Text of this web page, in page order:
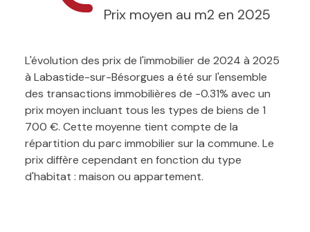
Prix moyen au m2 en 2025
L'évolution des prix de l'immobilier de 2024 à 2025
à Labastide-sur-Bésorgues a été sur l'ensemble
des transactions immobilières de -0.31% avec un
prix moyen incluant tous les types de biens de 1
700 €. Cette moyenne tient compte de la
répartition du parc immobilier sur la commune. Le
prix diffère cependant en fonction du type
d'habitat : maison ou appartement.